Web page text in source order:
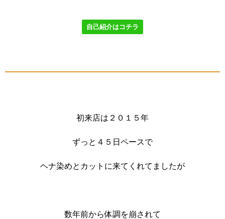
自己紹介はコチラ
初来店は２０１５年
ずっと４５日ペースで
ヘナ染めとカットに来てくれてましたが
数年前から体調を崩されて